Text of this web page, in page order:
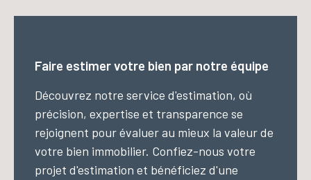
Faire estimer votre bien par notre équipe
Découvrez notre service d'estimation, où
précision, expertise et transparence se
rejoignent pour évaluer au mieux la valeur de
votre bien immobilier. Confiez-nous votre
projet d'estimation et bénéficiez d'une